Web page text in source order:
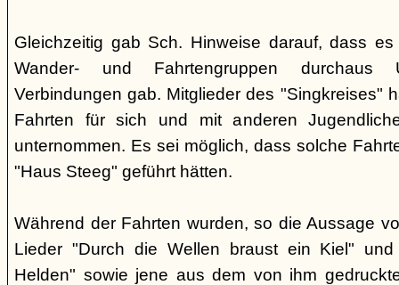
Gleichzeitig gab Sch. Hinweise darauf, dass
Wander- und Fahrtengruppen durchaus
Verbindungen gab. Mitglieder des "Singkreises"
Fahrten für sich und mit anderen
unternommen. Es sei möglich, dass solche
"Haus Steeg" geführt hätten.
Während der Fahrten wurden, so die Aussage
Lieder "Durch die Wellen braust ein Kiel"
Helden" sowie jene aus dem von ihm